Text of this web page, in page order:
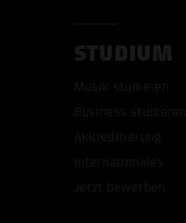
STUDIUM
Musik studieren
Business studieren
Akkreditierung
Internationales
Jetzt bewerben